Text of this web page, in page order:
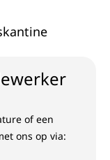
of een
ons op via: